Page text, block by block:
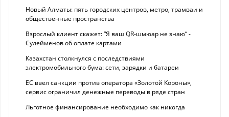
Новый Алматы: пять городских центров, метро, трамваи и
общественные пространства
Взрослый клиент скажет: “Я ваш QR-шмюар не знаю“ -
Сулейменов об оплате картами
Казахстан столкнулся с последствиями
электромобильного бума: сети, зарядки и батареи
ЕС ввел санкции против оператора «Золотой Короны»,
сервис ограничил денежные переводы в ряде стран
Льготное финансирование необходимо как никогда